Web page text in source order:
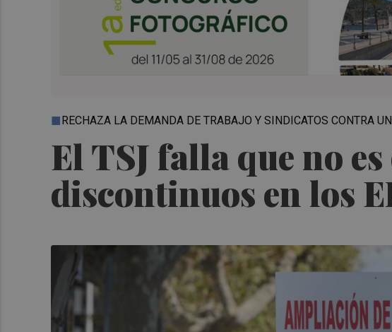
El TSJ falla que no
discontinuos en los
RECHAZA LA DEMANDA DE TRABAJO Y SINDICATOS CONTRA